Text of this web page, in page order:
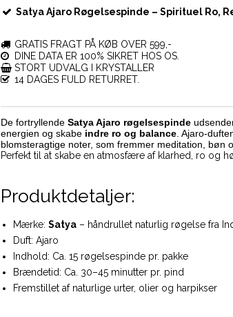
Satya Ajaro Røgelsespinde – Spirituel Ro,
GRATIS FRAGT PÅ KØB OVER 599,-
DINE DATA ER 100% SIKRET HOS OS.
STORT UDVALG I KRYSTALLER
14 DAGES FULD RETURRET.
De fortryllende Satya Ajaro røgelsespinde
energien og skabe indre ro og balance . Ajaro-
blomsteragtige noter, som fremmer meditation, bøn
Perfekt til at skabe en atmosfære af klarhed, ro og
Produktdetaljer:
Mærke: Satya– håndrullet naturlig røgelse fra
Duft: Ajaro
Indhold: Ca. 15 røgelsespinde pr. pakke
Brændetid: Ca. 30–45 minutter pr. pind
Fremstillet af naturlige urter, olier og harpikser